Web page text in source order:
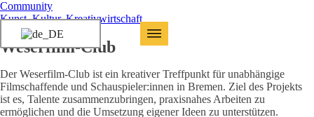
Community
Kunst, Kultur, Kreativwirtschaft
Weserfilm-Club
Weserfilm-Club
Der Weserfilm-Club ist ein kreativer Treffpunkt für unabhängige
Filmschaffende und Schauspieler:innen in Bremen. Ziel des Projekts
ist es, Talente zusammenzubringen, praxisnahes Arbeiten zu
ermöglichen und die Umsetzung eigener Ideen zu unterstützen.